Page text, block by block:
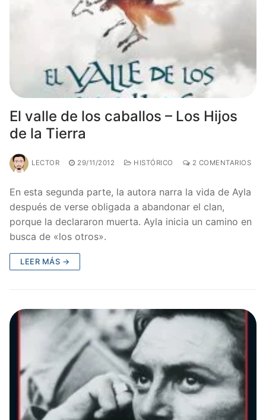
El valle de los caballos – Los Hijos
de la Tierra
LECTOR 29/11/2012 HISTÓRICO 2 COMENTARIOS
En esta segunda parte, la autora narra la vida de Ayla
después de verse obligada a abandonar el clan,
porque la declararon muerta. Ayla inicia un camino en
busca de «los otros».
LEER MÁS →